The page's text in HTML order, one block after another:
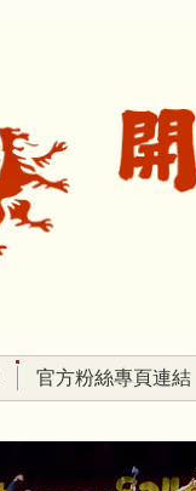
官方粉絲專頁連結